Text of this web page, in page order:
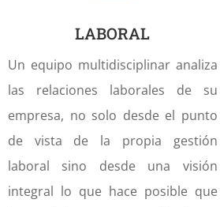
LABORAL
Un equipo multidisciplinar analiza
las relaciones laborales de su
empresa, no solo desde el punto
de vista de la propia gestión
laboral sino desde una visión
integral lo que hace posible que